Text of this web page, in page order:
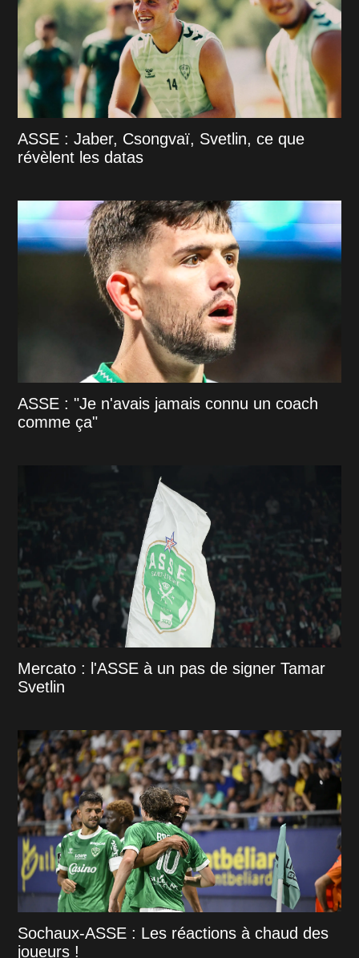
ASSE : Jaber, Csongvaï, Svetlin, ce que
révèlent les datas
ASSE : "Je n'avais jamais connu un coach
comme ça"
Mercato : l'ASSE à un pas de signer Tamar
Svetlin
Sochaux-ASSE : Les réactions à chaud des
joueurs !